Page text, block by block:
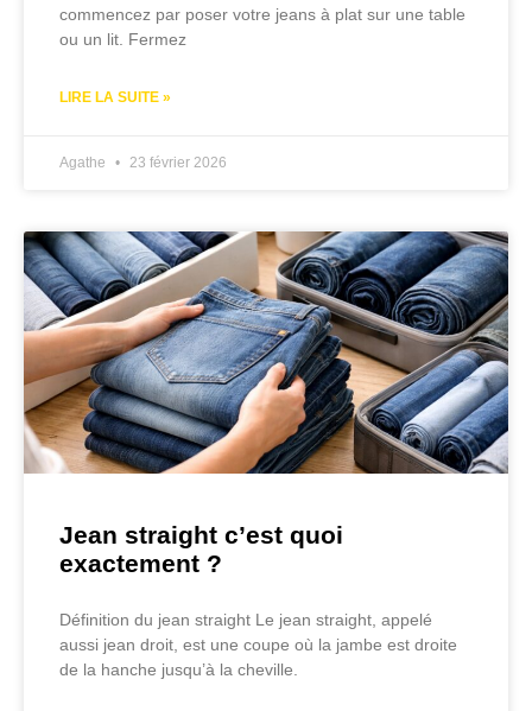
commencez par poser votre jeans à plat sur une table
ou un lit. Fermez
LIRE LA SUITE »
Agathe 23 février 2026
Jean straight c’est quoi
exactement ?
Définition du jean straight Le jean straight, appelé
aussi jean droit, est une coupe où la jambe est droite
de la hanche jusqu’à la cheville.